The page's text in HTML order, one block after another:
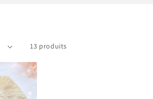
13 produits